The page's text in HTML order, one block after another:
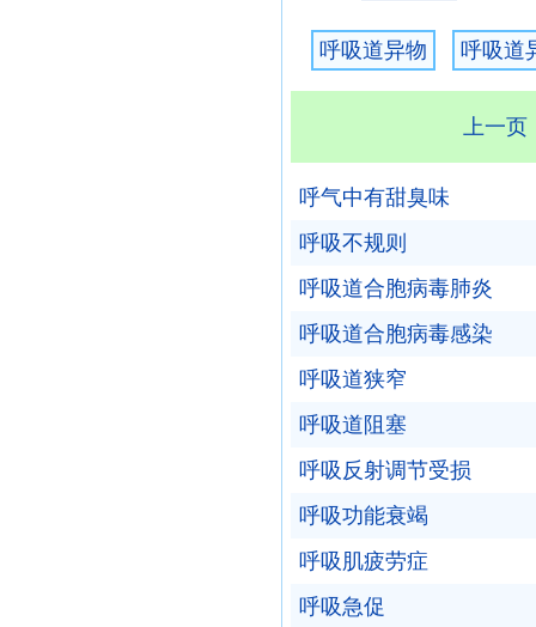
呼吸道异物 呼吸道
上一页
呼气中有甜臭味
呼吸不规则
呼吸道合胞病毒肺炎
呼吸道合胞病毒感染
呼吸道狭窄
呼吸道阻塞
呼吸反射调节受损
呼吸功能衰竭
呼吸肌疲劳症
呼吸急促